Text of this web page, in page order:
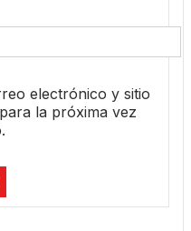
electrónico y sitio
la próxima vez